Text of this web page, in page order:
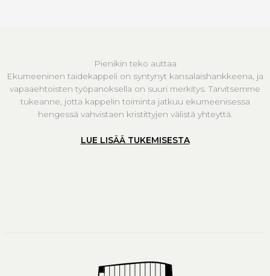
Pienikin teko auttaa
Ekumeeninen taidekappeli on syntynyt kansalaishankkeena, ja
vapaaehtoisten työpanoksella on suuri merkitys. Tarvitsemme
tukeanne, jotta kappelin toiminta jatkuu ekumeenisessa
hengessä vahvistaen kristittyjen välistä yhteyttä.
LUE LISÄÄ TUKEMISESTA